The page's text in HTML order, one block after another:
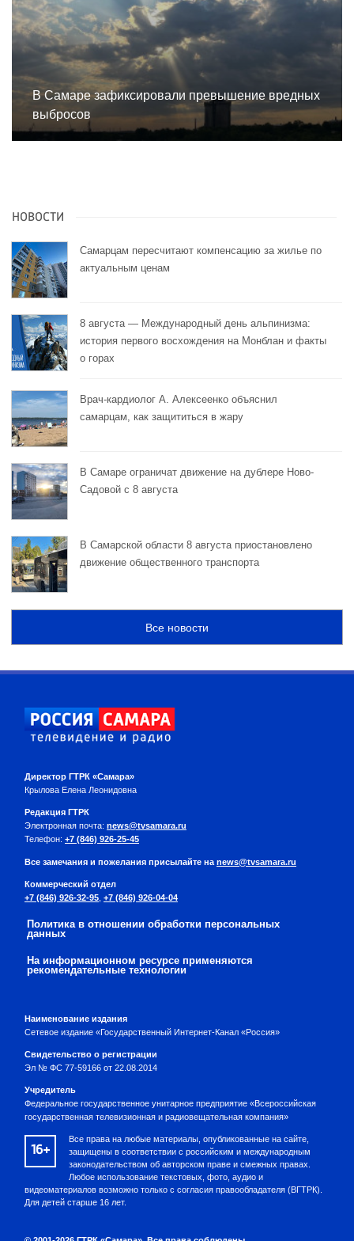
В Самаре зафиксировали превышение вредных
выбросов
НОВОСТИ
Самарцам пересчитают компенсацию за жилье по
актуальным ценам
8 августа — Международный день альпинизма:
история первого восхождения на Монблан и факты
о горах
Врач-кардиолог А. Алексеенко объяснил
самарцам, как защититься в жару
В Самаре ограничат движение на дублере Ново-
Садовой с 8 августа
В Самарской области 8 августа приостановлено
движение общественного транспорта
Все новости
Директор ГТРК «Самара»
Крылова Елена Леонидовна
Редакция ГТРК
Электронная почта: news@tvsamara.ru
Телефон: +7 (846) 926-25-45
Все замечания и пожелания присылайте на news@tvsamara.ru
Коммерческий отдел
+7 (846) 926-32-95 +7 (846) 926-04-04
Политика в отношении обработки персональных
данных
На информационном ресурсе применяются
рекомендательные технологии
Наименование издания
Сетевое издание «Государственный Интернет-Канал «Россия»
Свидетельство о регистрации
Эл № ФС 77-59166 от 22.08.2014
Учредитель
Федеральное государственное унитарное предприятие «Всероссийская
государственная телевизионная и радиовещательная компания»
16+
Все права на любые материалы, опубликованные на сайте,
защищены в соответствии с российским и международным
законодательством об авторском праве и смежных правах.
Любое использование текстовых, фото, аудио и
видеоматериалов возможно только с согласия правообладателя (ВГТРК).
Для детей старше 16 лет.